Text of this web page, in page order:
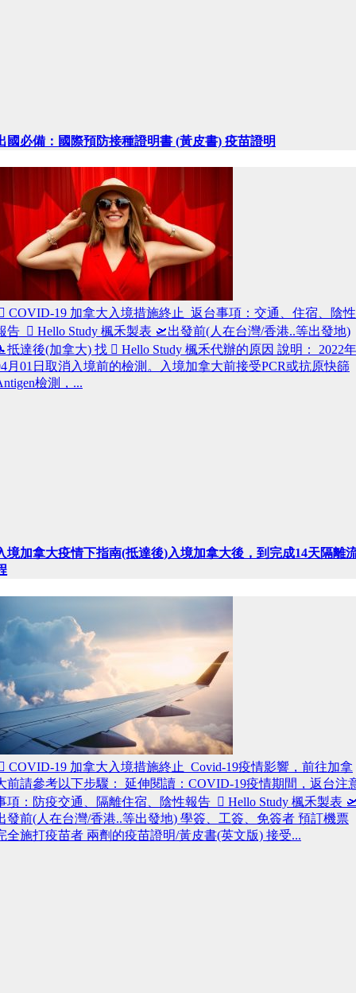
國必備：國際預防接種證明書 (黃皮書) 疫苗證明
COVID-19 加拿大入境措施終止 返台事項：交通、住宿、陰性
告  Hello Study 楓禾製表 🛫出發前(人在台灣/香港..等出發地)
抵達後(加拿大) 找  Hello Study 楓禾代辦的原因 說明： 2022年
月01日取消入境前的檢測。入境加拿大前接受PCR或抗原快篩
檢測，...
境加拿大疫情下指南(抵達後)入境加拿大後，到完成14天隔離
COVID-19 加拿大入境措施終止 Covid-19疫情影響，前往加拿
前請參考以下步驟： 延伸閱讀：COVID-19疫情期間，返台注
項：防疫交通、隔離住宿、陰性報告  Hello Study 楓禾製表
發前(人在台灣/香港..等出發地) 學簽、工簽、免簽者 預訂機票
全施打疫苗者 兩劑的疫苗證明/黃皮書(英文版) 接受...